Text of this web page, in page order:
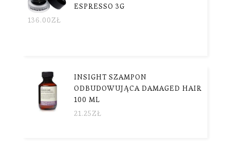
ESPRESSO 3G
136.00ZŁ
INSIGHT SZAMPON
ODBUDOWUJĄCA DAMAGED HAIR
100 ML
21.25ZŁ